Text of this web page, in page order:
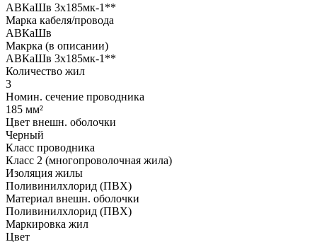
АВКаШв 3x185мк-1**
Марка кабеля/провода
АВКаШв
Макрка (в описании)
АВКаШв 3x185мк-1**
Количество жил
3
Номин. сечение проводника
185 мм²
Цвет внешн. оболочки
Черный
Класс проводника
Класс 2 (многопроволочная жила)
Изоляция жилы
Поливинилхлорид (ПВХ)
Материал внешн. оболочки
Поливинилхлорид (ПВХ)
Маркировка жил
Цвет